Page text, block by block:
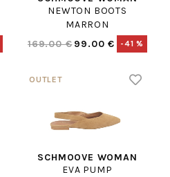
NEWTON BOOTS
MARRON
169.00 € 99.00 € -41 %
SCHMOOVE WOMAN
EVA PUMP